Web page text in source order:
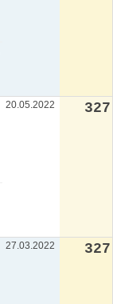
20.05.2022 327
27.03.2022 327